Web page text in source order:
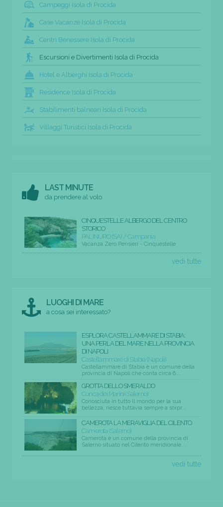
Campeggi Isola di Procida
Case Vacanze Isola di Procida
Centri Benessere Isola di Procida
Escursioni e Divertimenti Isola di Procida
Hotel e Alberghi Isola di Procida
Residence Isola di Procida
Stabilimenti balneari Isola di Procida
Villaggi Turistici Isola di Procida
LAST MINUTE
da prendere al volo
CINQUESTELLE ALBERGO DEL CENTRO
STORICO
PALINURO (SA) / Campania
Vacanza Zero Pensieri - Cinquestelle
vedi tutte
LUOGHI DI MARE
a cosa sei interessato?
ESPLORA CASTELLAMMARE DI STABIA:
UNA PERLA DEL MARE NELLA PROVINCIA
DI NAPOLI
Castellammare di Stabia (Napoli)
Castellammare di Stabia è un comune della
provincia di Napoli che conta circa 6...
GROTTA DELLO SMERALDO
Conca dei Marini (Salerno)
Conosciuta in tutto il mondo per la sua
bellezza, riesce tuttavia sempre a sorpr...
CAMEROTA LA MERAVIGLIA DEL CILENTO
Camerota (Salerno)
Camerota è un comune della provincia di
Salerno situato nel Cilento meridionale...
vedi tutte